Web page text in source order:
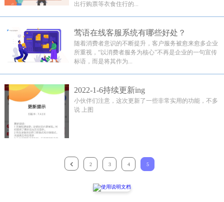
出行购票等衣食住行的...
莺语在线客服系统有哪些好处？
随着消费者意识的不断提升，客户服务被愈来愈多企业
所重视，“以消费者服务为核心”不再是企业的一句宣传
标语，而是将其作为...
2022-1-6持续更新ing
小伙伴们注意，这次更新了一些非常实用的功能，不多
说 上图
2 3 4 5